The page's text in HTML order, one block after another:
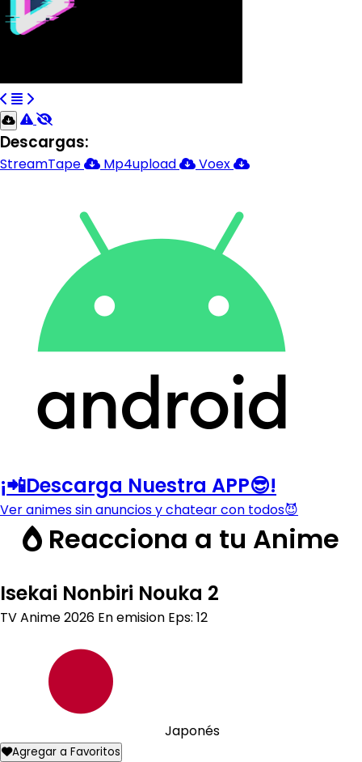
Descargas:
StreamTape Mp4upload Voex
¡📲Descarga Nuestra APP😎!
Ver animes sin anuncios y chatear con todos😈
Reacciona a tu Anime
Isekai Nonbiri Nouka 2
TV Anime2026 En emision Eps: 12
Japonés
Agregar a Favoritos